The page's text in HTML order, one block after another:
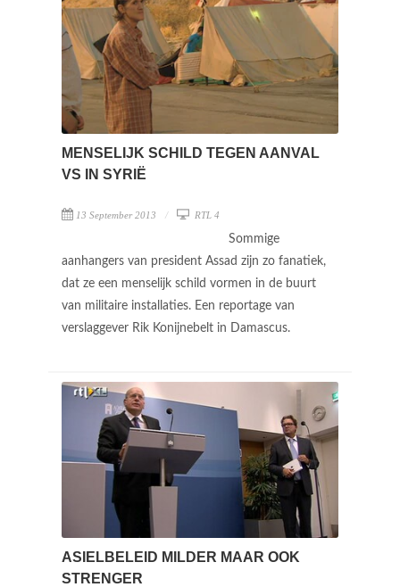
MENSELIJK SCHILD TEGEN AANVAL
VS IN SYRIË
13 September 2013 RTL 4
Sommige
aanhangers van president Assad zijn zo fanatiek,
dat ze een menselijk schild vormen in de buurt
van militaire installaties. Een reportage van
verslaggever Rik Konijnebelt in Damascus.
ASIELBELEID MILDER MAAR OOK
STRENGER